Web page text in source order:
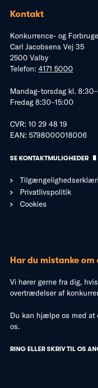
Kontakt
Konkurrence- og
Carl Jacobsens Vej 35
2500 Valby
Telefon: 4171 5000
Mandag–torsdag kl.
Fredag 8:30–15:00
CVR: 10 29 48 19
EAN: 5798000018006
SE KONTAKTMULIGHEDER
Privatlivspolitik
Cookies
Har du mistanke om
Vi hører gerne fra dig,
overtrædelser af
Du kan hjælpe os med at
os.
RING ELLER SKRIV TIL OS